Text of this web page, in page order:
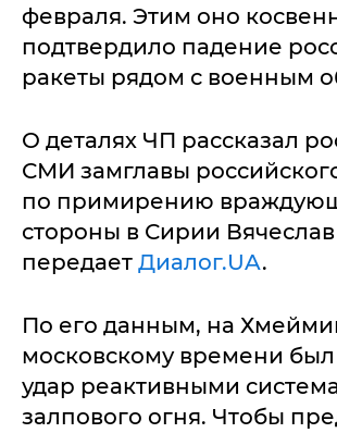
февраля. Этим оно
подтвердило падение
ракеты рядом с военным
О деталях ЧП рассказал
СМИ замглавы
по примирению
стороны в Сирии
передает Диалог.UA.
По его данным, на
московскому времени
удар реактивными
залпового огня. Чтобы